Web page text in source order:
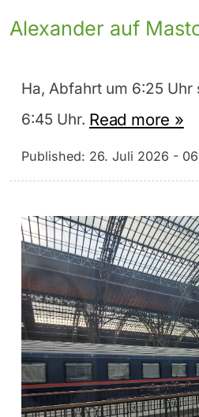
Alexander auf
Ha, Abfahrt um 6:25
6:45 Uhr. Read more »
Published: 26. Juli 2026 -